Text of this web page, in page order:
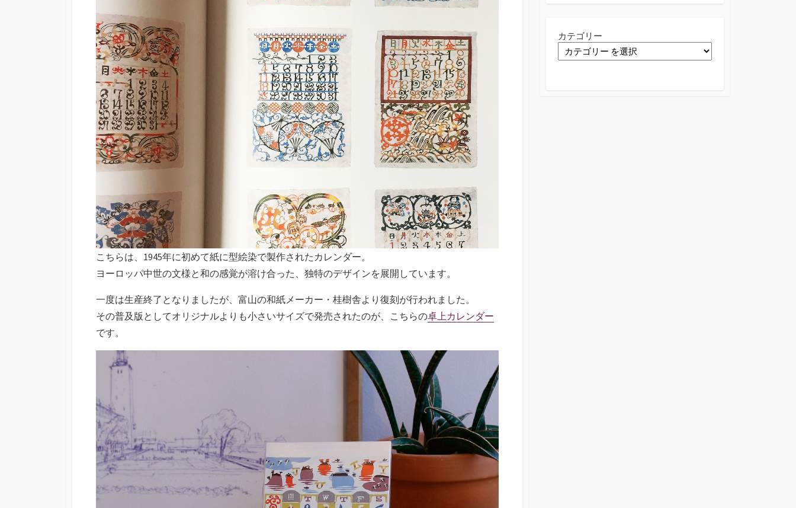
こちらは、1945年に初めて紙に型絵染で製作されたカレンダー。
ヨーロッパ中世の文様と和の感覚が溶け合った、独特のデザインを展開しています。
一度は生産終了となりましたが、富山の和紙メーカー・桂樹舎より復刻が行われました。
その普及版としてオリジナルよりも小さいサイズで発売されたのが、こちらの卓上カレンダー
です。
カテゴリー